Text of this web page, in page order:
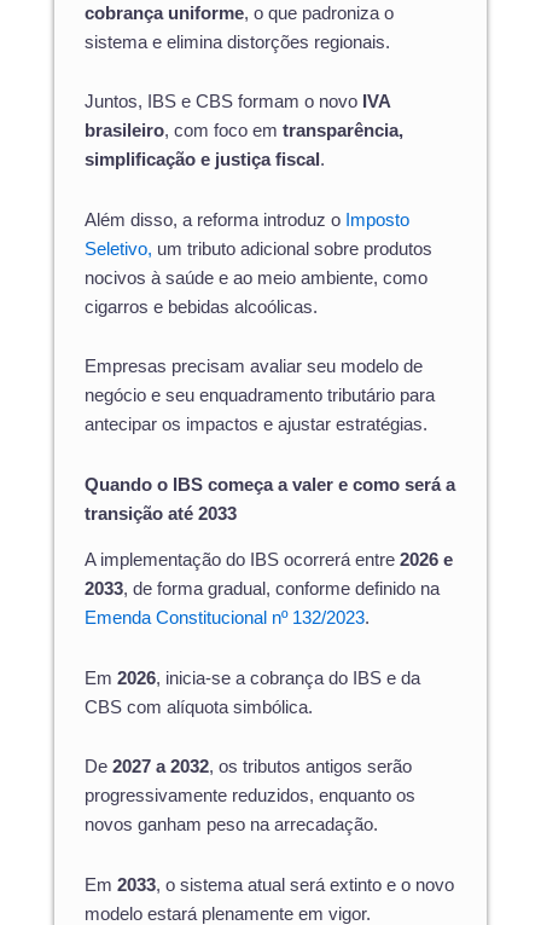
cobrança uniforme, o que padroniza o
sistema e elimina distorções regionais.
Juntos, IBS e CBS formam o novo IVA
brasileiro, com foco em transparência,
simplificação e justiça fiscal .
Além disso, a reforma introduz o Imposto
Seletivo, um tributo adicional sobre produtos
nocivos à saúde e ao meio ambiente, como
cigarros e bebidas alcoólicas.
Empresas precisam avaliar seu modelo de
negócio e seu enquadramento tributário para
antecipar os impactos e ajustar estratégias.
Quando o IBS começa a valer e como será a
transição até 2033
A implementação do IBS ocorrerá entre 2026 e
2033, de forma gradual, conforme definido na
Emenda Constitucional nº 132/2023.
Em 2026, inicia-se a cobrança do IBS e da
CBS com alíquota simbólica.
De 2027 a 2032, os tributos antigos serão
progressivamente reduzidos, enquanto os
novos ganham peso na arrecadação.
Em 2033, o sistema atual será extinto e o novo
modelo estará plenamente em vigor.